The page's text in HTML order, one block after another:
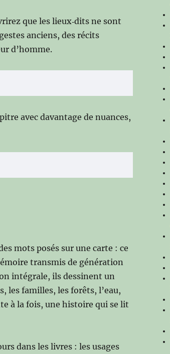
que les lieux‑dits ne sont
anciens, des récits
d’homme.
avec davantage de nuances,
mots posés sur une carte : ce
transmis de génération
intégrale, ils dessinent un
les familles, les forêts, l’eau,
à la fois, une histoire qui se lit
dans les livres : les usages